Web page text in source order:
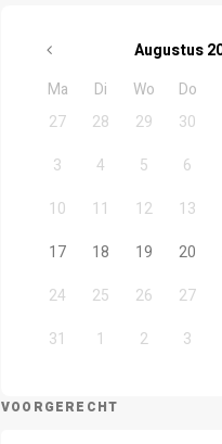
Augustus
Ma
Di Wo Do
27
28 29 30
3
4 5 6
10
11 12 13
17
18 19 20
24
25 26 27
31
1 2 3
VOORGERECHT